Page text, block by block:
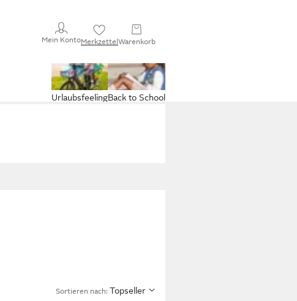
Mein KontoMerkzettelWarenkorb
Back to School
Urlaubsfeeling
Sortieren nach: Topseller